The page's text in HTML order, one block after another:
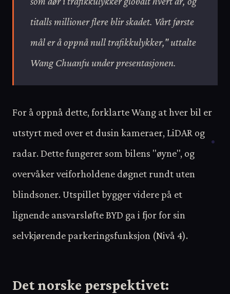
titalls millioner flere blir skadet. Vårt første
mål er å oppnå null trafikkulykker," uttalte
Wang Chuanfu under presentasjonen.
For å oppnå dette, forklarte Wang at hver bil er
utstyrt med over et dusin kameraer, LiDAR og
radar. Dette fungerer som bilens "øyne", og
overvåker veiforholdene døgnet rundt uten
blindsoner. Utspillet bygger videre på et
lignende ansvarsløfte BYD ga i fjor for sin
selvkjørende parkeringsfunksjon (Nivå 4).
Det norske perspektivet: